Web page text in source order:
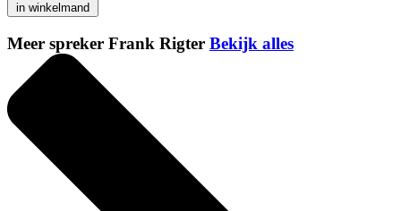
in winkelmand
Meer spreker Frank Rigter Bekijk alles